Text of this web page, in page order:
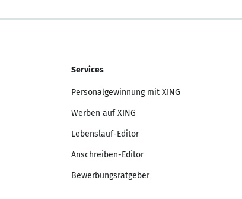
Services
Personalgewinnung mit XING
Werben auf XING
Lebenslauf-Editor
Anschreiben-Editor
Bewerbungsratgeber